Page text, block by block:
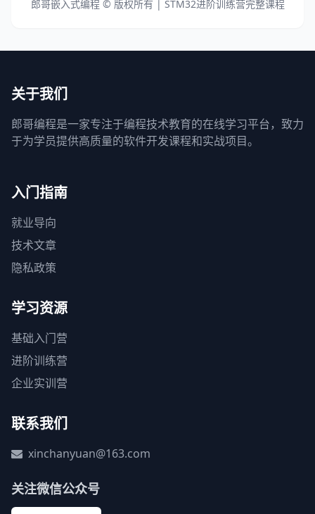
郎哥嵌入式编程 © 版权所有 | STM32进阶训练营完整课程
关于我们
郎哥编程是一家专注于编程技术教育的在线学习平台，致力
于为学员提供高质量的软件开发课程和实战项目。
入门指南
就业导向
技术文章
隐私政策
学习资源
基础入门营
进阶训练营
企业实训营
联系我们
xinchanyuan@163.com
关注微信公众号